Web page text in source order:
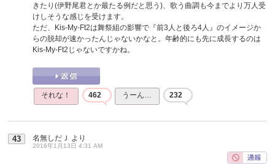
きたり(伊野尾君とか最たる例だと思う)、歌う曲調も今までより万人受
けしそうな感じを受けます。
ただ、Kis-My-Ft2は舞祭組の影響で『前3人と後ろ4人』のイメージか
らの脱却が速かったんじゃないかなと。年齢的にも先に成長するのは
Kis-My-Ft2じゃないですかね。
それな！ 462 うーん… 232
43 名無しだＪ より
2016年1月13日 4:31 AM